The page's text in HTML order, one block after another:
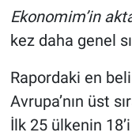
Ekonomim’in
kez daha genel
Rapordaki en
Avrupa’nın üst
İlk 25 ülkenin